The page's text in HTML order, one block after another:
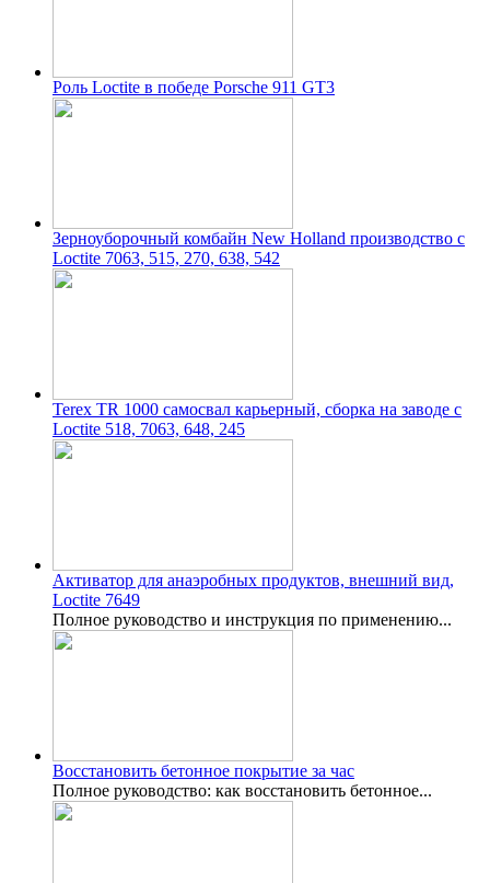
Роль Loctite в победе Porsche 911 GT3
Зерноуборочный комбайн New Holland производство с
Loctite 7063, 515, 270, 638, 542
Terex TR 1000 самосвал карьерный, сборка на заводе с
Loctite 518, 7063, 648, 245
Активатор для анаэробных продуктов, внешний вид,
Loctite 7649
Полное руководство и инструкция по применению...
Восстановить бетонное покрытие за час
Полное руководство: как восстановить бетонное...